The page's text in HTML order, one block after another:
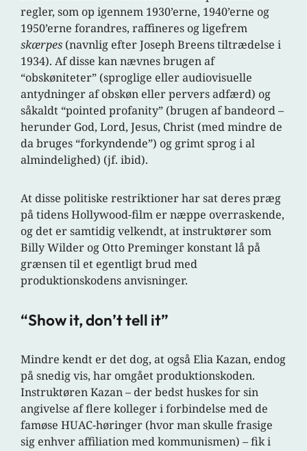
regler, som op igennem 1930’erne, 1940’erne og
1950’erne forandres, raffineres og ligefrem
skærpes (navnlig efter Joseph Breens tiltrædelse i
1934). Af disse kan nævnes brugen af
“obskøniteter” (sproglige eller audiovisuelle
antydninger af obskøn eller pervers adfærd) og
såkaldt “pointed profanity” (brugen af bandeord –
herunder God, Lord, Jesus, Christ (med mindre de
da bruges “forkyndende”) og grimt sprog i al
almindelighed) (jf. ibid).
At disse politiske restriktioner har sat deres præg
på tidens Hollywood-film er næppe overraskende,
og det er samtidig velkendt, at instruktører som
Billy Wilder og Otto Preminger konstant lå på
grænsen til et egentligt brud med
produktionskodens anvisninger.
“Show it, don’t tell it”
Mindre kendt er det dog, at også Elia Kazan, endog
på snedig vis, har omgået produktionskoden.
Instruktøren Kazan – der bedst huskes for sin
angivelse af flere kolleger i forbindelse med de
famøse HUAC-høringer (hvor man skulle frasige
sig enhver affiliation med kommunismen) – fik i